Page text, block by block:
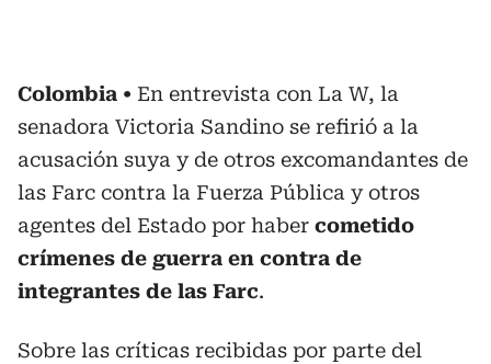
Colombia
En entrevista con La W, la
senadora Victoria Sandino se refirió a la
acusación suya y de otros excomandantes de
las Farc contra la Fuerza Pública y otros
agentes del Estado por haber cometido
crímenes de guerra en contra de
integrantes de las Farc.
Sobre las críticas recibidas por parte del